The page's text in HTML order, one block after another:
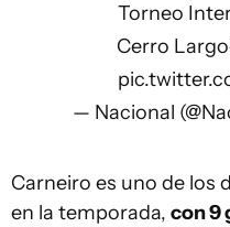
Torneo
Cerro Largo
— Nacional
Carneiro es uno de los
en la temporada, con 9